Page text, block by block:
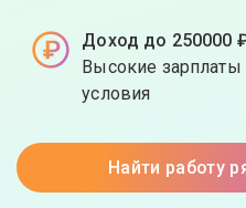
Доход до 250000
Высокие
условия
Найти работу